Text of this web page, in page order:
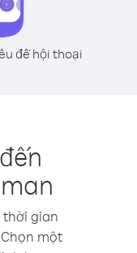
đề hội thoại
thời gian
một